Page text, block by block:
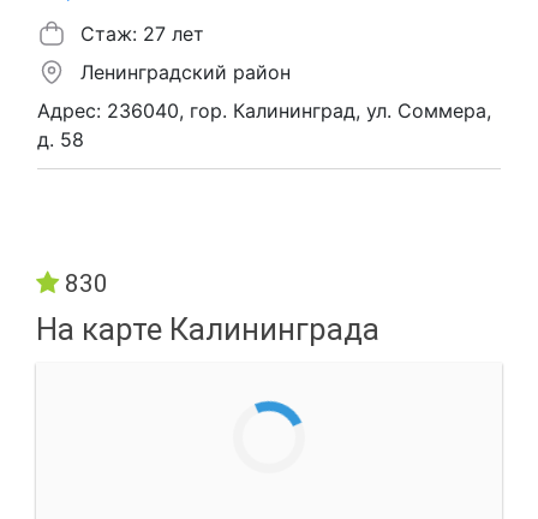
Стаж: 27 лет
Ленинградский район
Адрес: 236040, гор. Калининград, ул. Соммера,
д. 58
830
На карте Калининграда